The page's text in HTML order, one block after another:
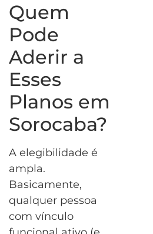
Quem
Pode
Aderir a
Esses
Planos em
Sorocaba?
A elegibilidade é
ampla.
Basicamente,
qualquer pessoa
com vínculo